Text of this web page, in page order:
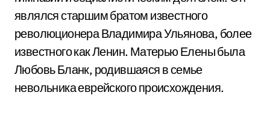
являлся старшим братом известного
революционера Владимира Ульянова, более
известного как Ленин. Матерью Елены была
Любовь Бланк, родившаяся в семье
невольника еврейского происхождения.